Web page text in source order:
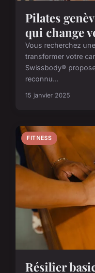
Pilates
qui change
Vous recherchez
transformer votre
Swissbody®
reconnu...
15 janvier 2025
FITNESS
Résilier